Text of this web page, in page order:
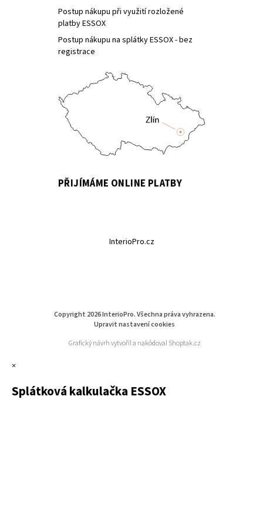
Postup nákupu při využití rozložené
platby ESSOX
Postup nákupu na splátky ESSOX - bez
registrace
PŘIJÍMÁME ONLINE PLATBY
InterioPro.cz
Copyright 2026InterioPro. Všechna práva vyhrazena.
Upravit nastavení cookies
Grafický návrh vytvořil a nakódoval Shoptak.cz
×
Splátková kalkulačka ESSOX